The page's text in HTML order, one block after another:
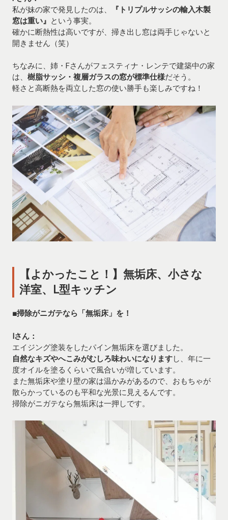
私が妹の家で発見したのは、
『トリプルサッシの輸入木製
窓は重い』 という事実。
確かに断熱性は高いですが、掃き出し窓は両手じゃないと
開きません（笑）
ちなみに、姉・Fさんがフェスティナ・レンテで建築中の家
は、 樹脂サッシ・複層ガラスの窓が標準仕様だそう。
軽さと高断熱を両立した窓の使い勝手も楽しみですね！
【よかったこと！】無垢床、小さな
洋室、L型キッチン
■掃除がニガテなら「無垢床」を！
Iさん：
エイジング塗装をしたパイン無垢床を選びました。
自然なキズやへこみがむしろ味わいになりますし、年に一
度オイルを塗るくらいで風合いが増しています。
また無垢床や塗り壁の家は温かみがあるので、おもちゃが
散らかっているのも平和な光景に見えるんです。
掃除がニガテなら無垢床は一押しです。